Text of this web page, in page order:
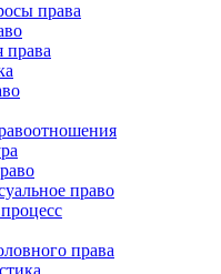
права
права
право
права